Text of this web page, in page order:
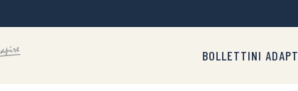
BOLLETTINI ADAPT